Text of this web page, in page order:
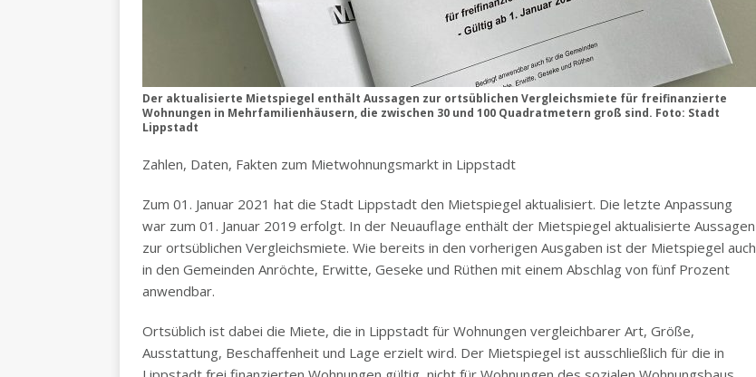
Der aktualisierte Mietspiegel enthält Aussagen zur ortsüblichen Vergleichsmiete für freifinanzierte
Wohnungen in Mehrfamilienhäusern, die zwischen 30 und 100 Quadratmetern groß sind. Foto: Stadt
Lippstadt
Zahlen, Daten, Fakten zum Mietwohnungsmarkt in Lippstadt
Zum 01. Januar 2021 hat die Stadt Lippstadt den Mietspiegel aktualisiert. Die letzte Anpassung
war zum 01. Januar 2019 erfolgt. In der Neuauflage enthält der Mietspiegel aktualisierte Aussagen
zur ortsüblichen Vergleichsmiete. Wie bereits in den vorherigen Ausgaben ist der Mietspiegel auch
in den Gemeinden Anröchte, Erwitte, Geseke und Rüthen mit einem Abschlag von fünf Prozent
anwendbar.
Ortsüblich ist dabei die Miete, die in Lippstadt für Wohnungen vergleichbarer Art, Größe,
Ausstattung, Beschaffenheit und Lage erzielt wird. Der Mietspiegel ist ausschließlich für die in